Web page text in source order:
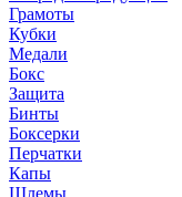
Грамоты
Кубки
Медали
Бокс
Защита
Бинты
Боксерки
Перчатки
Капы
Шлемы